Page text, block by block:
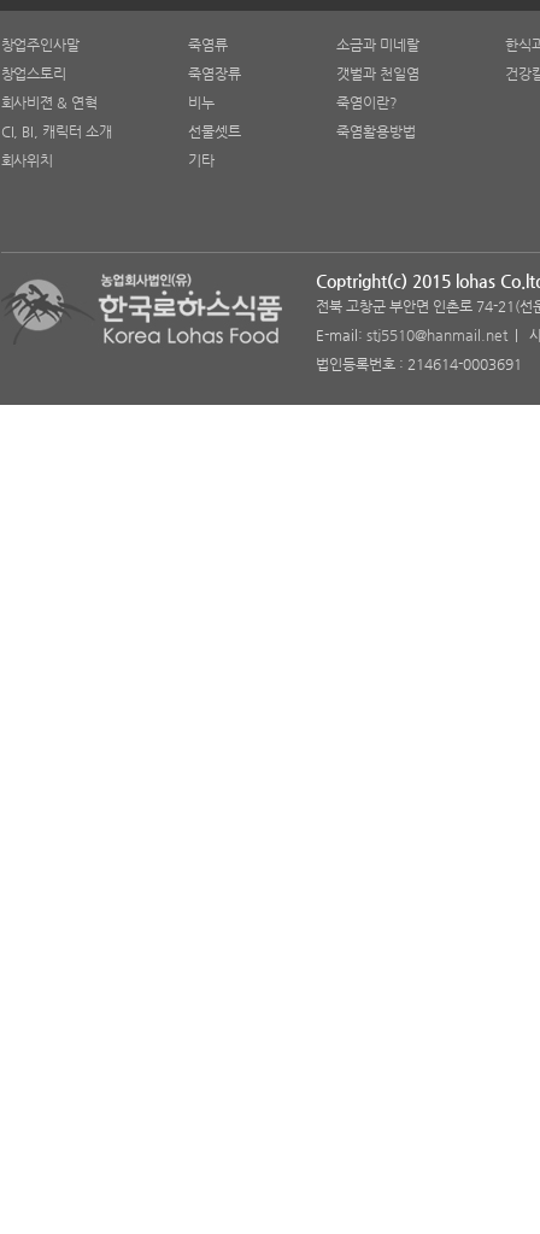
창업주인사말
창업스토리
회사비젼 & 연혁
CI, BI, 캐릭터 소개
회사위치
죽염류
죽염장류
비누
선물셋트
기타
소금과 미네랄
갯벌과 천일염
죽염이란?
죽염활용방법
한식
건강
Coptright(c) 2015 lohas
전북 고창군 부안면 인촌로 74-
E-mail:stj5510@hanmail.net
|
법인등록번호 : 214614-0003691